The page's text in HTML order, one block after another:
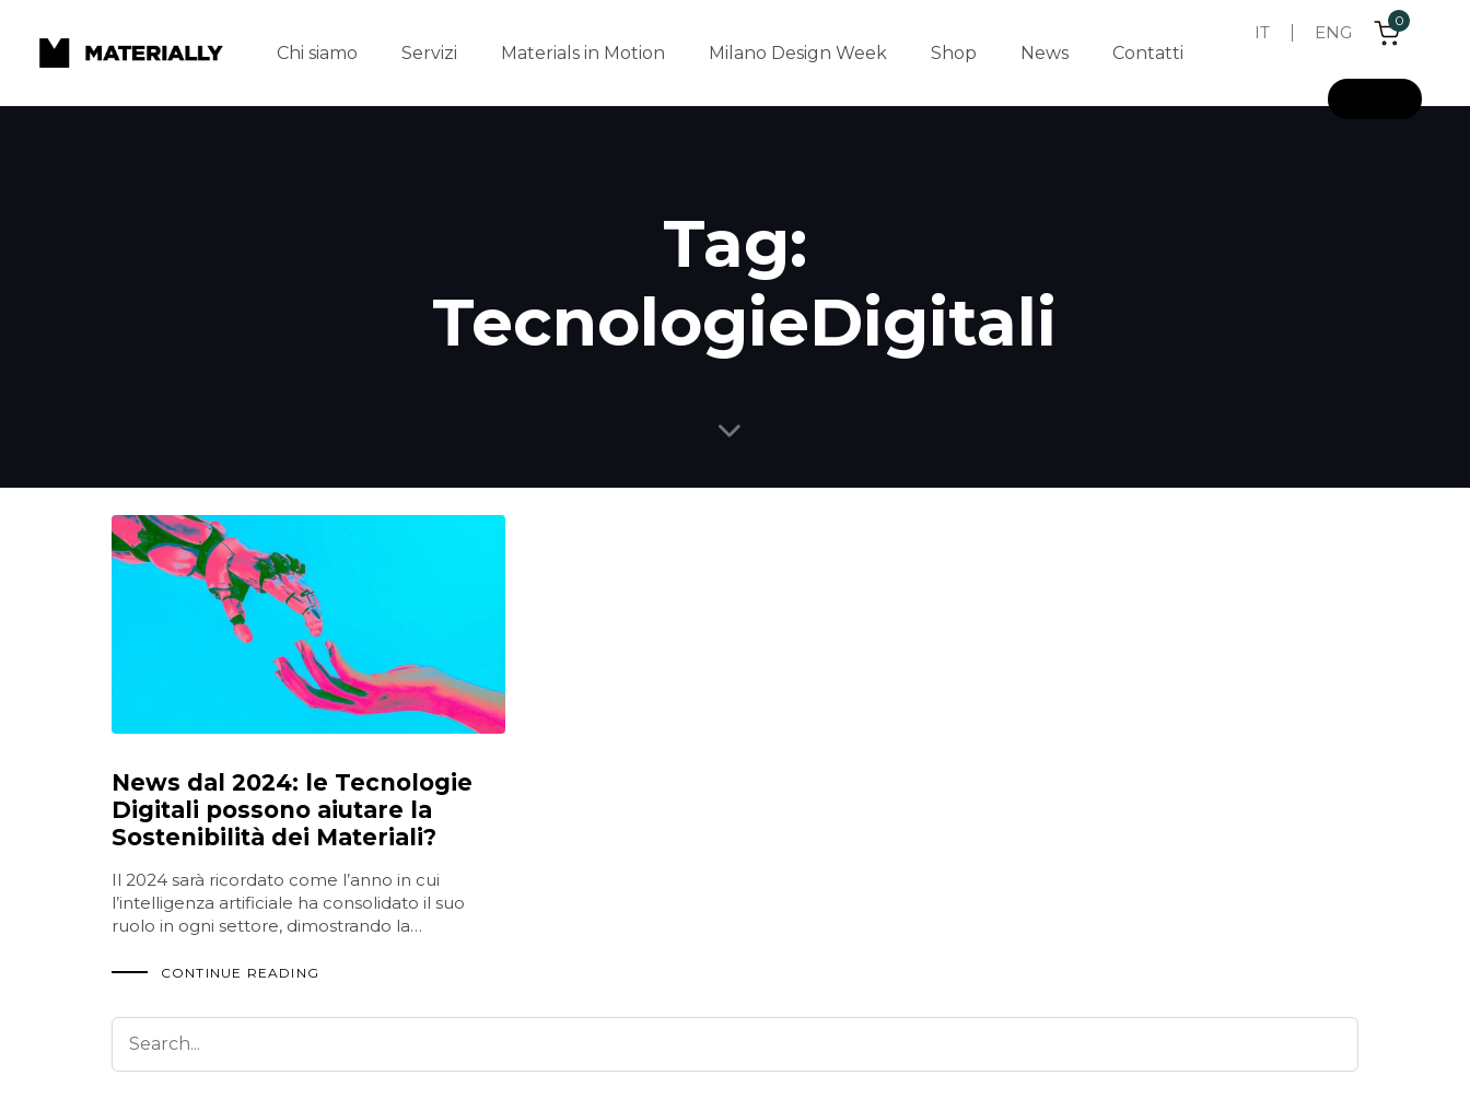
Chi siamo Servizi Materials in Motion Milano Design Week Shop News Contatti
IT ENG
0
Tag:
TecnologieDigitali
News dal 2024: le Tecnologie
Digitali possono aiutare la
Sostenibilità dei Materiali?
Il 2024 sarà ricordato come l’anno in cui
l’intelligenza artificiale ha consolidato il suo
ruolo in ogni settore, dimostrando la…
CONTINUE READING